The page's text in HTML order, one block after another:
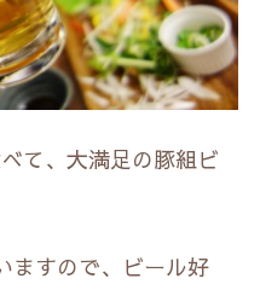
て、大満足の豚組ビ
ますので、ビール好